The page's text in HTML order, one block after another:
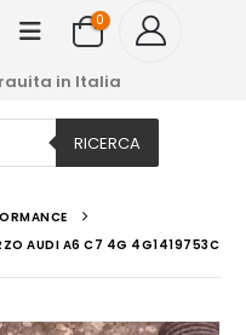
0
in Italia
RICERCA
AUDI A6 C7 4G 4G1419753C